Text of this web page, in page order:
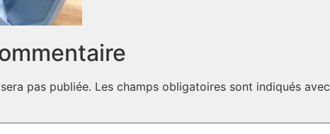
pas publiée. Les champs obligatoires sont indiqués avec